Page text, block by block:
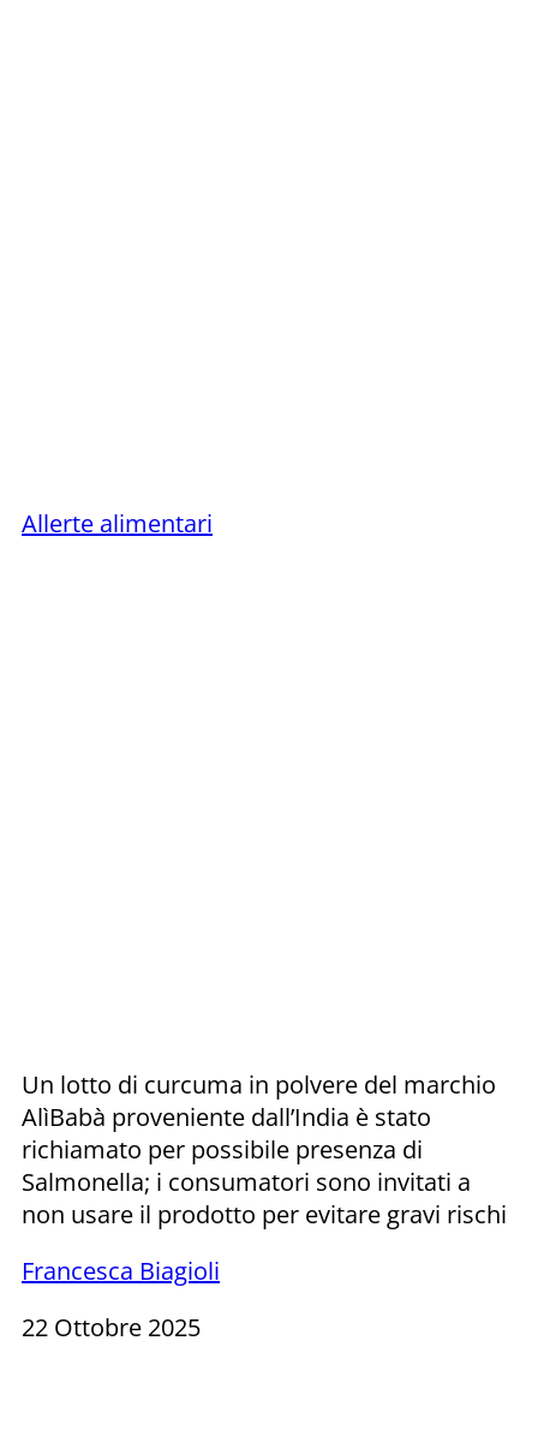
Allerte alimentari
Un lotto di curcuma in polvere del marchio
AlìBabà proveniente dall’India è stato
richiamato per possibile presenza di
Salmonella; i consumatori sono invitati a
non usare il prodotto per evitare gravi rischi
Francesca Biagioli
22 Ottobre 2025